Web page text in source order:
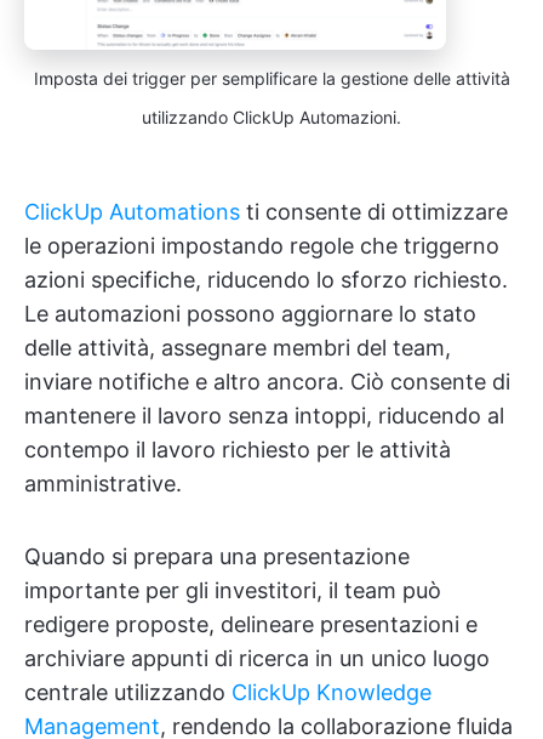
Imposta dei trigger per semplificare la gestione delle attività
utilizzando ClickUp Automazioni.
ClickUp Automations ti consente di ottimizzare
le operazioni impostando regole che triggerno
azioni specifiche, riducendo lo sforzo richiesto.
Le automazioni possono aggiornare lo stato
delle attività, assegnare membri del team,
inviare notifiche e altro ancora. Ciò consente di
mantenere il lavoro senza intoppi, riducendo al
contempo il lavoro richiesto per le attività
amministrative.
Quando si prepara una presentazione
importante per gli investitori, il team può
redigere proposte, delineare presentazioni e
archiviare appunti di ricerca in un unico luogo
centrale utilizzando ClickUp Knowledge
Management, rendendo la collaborazione fluida